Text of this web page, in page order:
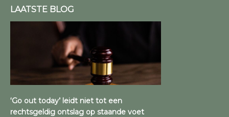
LAATSTE BLOG
‘Go out today’ leidt niet tot een
rechtsgeldig ontslag op staande voet